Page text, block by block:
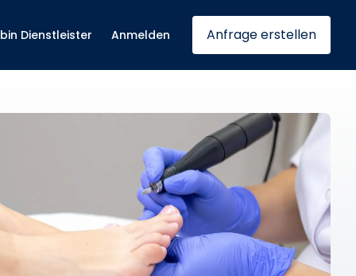
Dienstleister Anmelden Anfrage erstellen